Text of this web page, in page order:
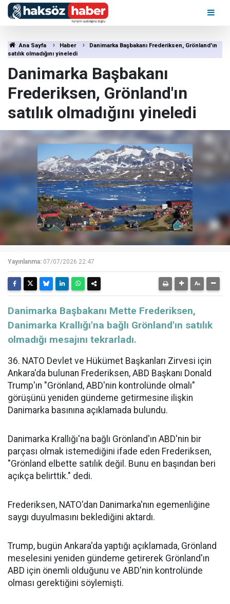
Ana Sayfa Haber
Danimarka Başbakanı Frederiksen, Grönland'ın
satılık olmadığını yineledi
Danimarka Başbakanı
Frederiksen, Grönland'ın
satılık olmadığını yineledi
Yayınlanma: 07/07/2026 22:47
Danimarka Başbakanı Mette Frederiksen,
Danimarka Krallığı'na bağlı Grönland'ın satılık
olmadığı mesajını tekrarladı.
36.⁠ NATO Devlet ve Hükümet Başkanları Zirvesi için
Ankara'da bulunan Frederiksen, ABD Başkanı Donald
Trump'ın "Grönland, ABD'nin kontrolünde olmalı"
görüşünü yeniden gündeme getirmesine ilişkin
Danimarka basınına açıklamada bulundu.
Danimarka Krallığı'na bağlı Grönland'ın ABD'nin bir
parçası olmak istemediğini ifade eden Frederiksen,
"Grönland elbette satılık değil. Bunu en başından beri
açıkça belirttik." dedi.
Frederiksen, NATO'dan Danimarka'nın egemenliğine
saygı duyulmasını beklediğini aktardı.
Trump, bugün Ankara'da yaptığı açıklamada, Grönland
meselesini yeniden gündeme getirerek Grönland'ın
ABD için önemli olduğunu ve ABD'nin kontrolünde
olması gerektiğini söylemişti.